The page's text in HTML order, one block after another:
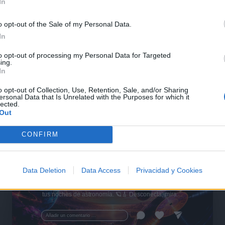
opt-out of the Sale of my Personal Data.
opt-out of processing my Personal Data for Targeted
opt-out of Collection, Use, Retention, Sale, and/or Sharing
Data that Is Unrelated with the Purposes for which it
CONFIRM
Data Deletion Data Access Privacidad y Cookies
Añadir un comentario ...
Psicodelia y Space Rock 🎸✨
tus noches de astronomía. 🪐🎸 Desconecta, mira
al firmamento y siente la gravedad cero. 💾 ¡Guarda
esta colección para tu próxima noche estrellada!
✨⭐